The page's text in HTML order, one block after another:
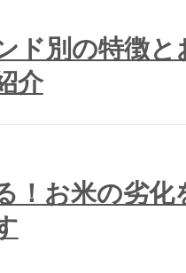
ド別の特徴
介
！お米の劣